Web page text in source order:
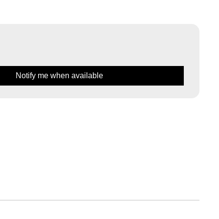
Notify me when available